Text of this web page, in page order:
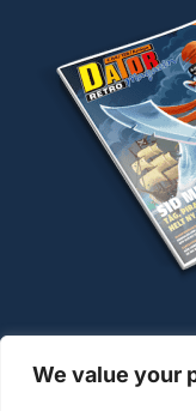
We value your